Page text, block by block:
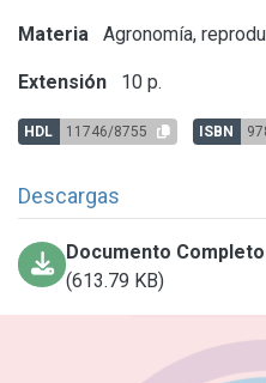
Materia Agronomía,
Extensión 10 p.
HDL 11746/8755 ISBN
Descargas
Documento Completo
(613.79 KB)